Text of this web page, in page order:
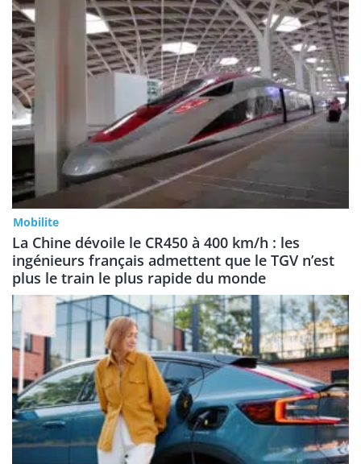
Mobilite
La Chine dévoile le CR450 à 400 km/h : les
ingénieurs français admettent que le TGV n’est
plus le train le plus rapide du monde